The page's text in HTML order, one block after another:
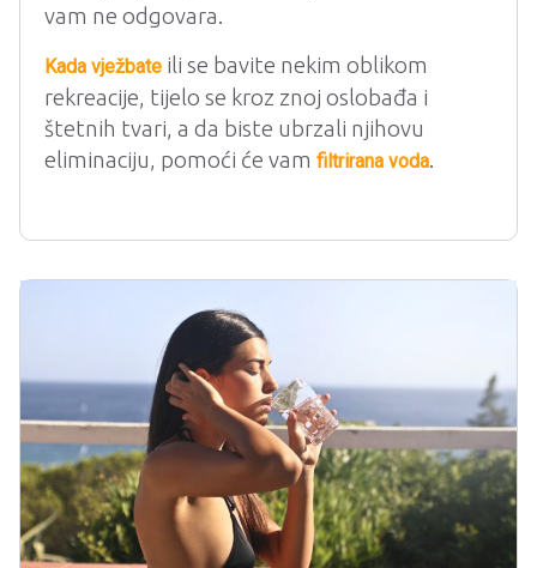
vam ne odgovara.
Kada vježbate ili se bavite nekim oblikom
rekreacije, tijelo se kroz znoj oslobađa i
štetnih tvari, a da biste ubrzali njihovu
eliminaciju, pomoći će vam filtrirana voda.